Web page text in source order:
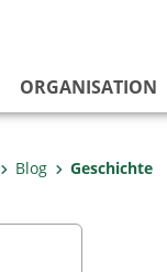
ORGANISATION
Blog Geschichte